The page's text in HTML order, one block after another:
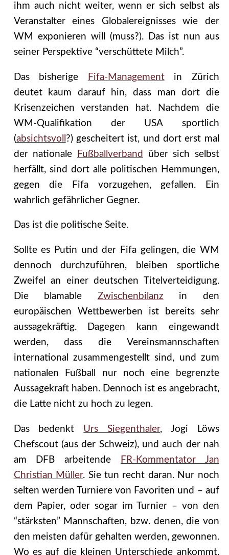
ihm auch nicht weiter, wenn er sich selbst als
Veranstalter eines Globalereignisses wie der
WM exponieren will (muss?). Das ist nun aus
seiner Perspektive “verschüttete Milch”.
Das bisherige Fifa-Managementin Zürich
deutet kaum darauf hin, dass man dort die
Krisenzeichen verstanden hat. Nachdem die
WM-Qualifikation der USA sportlich
(absichtsvoll ?) gescheitert ist, und dort erst mal
der nationale
Fußballverband
über sich selbst
herfällt, sind dort alle politischen Hemmungen,
gegen die Fifa vorzugehen, gefallen. Ein
wahrlich gefährlicher Gegner.
Das ist die politische Seite.
Sollte es Putin und der Fifa gelingen, die WM
dennoch durchzuführen, bleiben sportliche
Zweifel an einer deutschen Titelverteidigung.
Die blamable Zwischenbilanz in den
europäischen Wettbewerben ist bereits sehr
aussagekräftig. Dagegen kann eingewandt
werden, dass die Vereinsmannschaften
international zusammengestellt sind, und zum
nationalen Fußball nur noch eine begrenzte
Aussagekraft haben. Dennoch ist es angebracht,
die Latte nicht zu hoch zu legen.
Das bedenkt Urs Siegenthaler, Jogi Löws
Chefscout (aus der Schweiz), und auch der nah
am DFB arbeitende
FR-Kommentator Jan
Christian Müller. Sie tun recht daran. Nur noch
selten werden Turniere von Favoriten und – auf
dem Papier, oder sogar im Turnier – von den
“stärksten” Mannschaften, bzw. denen, die von
den meisten dafür gehalten werden, gewonnen.
Wo es auf die kleinen Unterschiede ankommt,